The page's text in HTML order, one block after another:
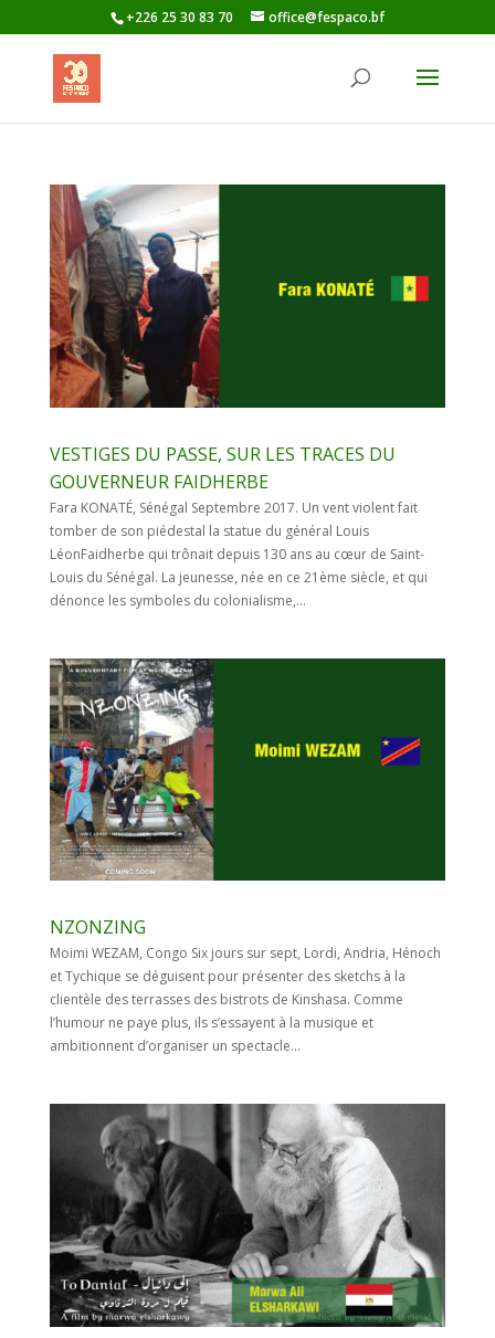
+226 25 30 83 70 office@fespaco.bf
VESTIGES DU PASSE, SUR LES TRACES DU
GOUVERNEUR FAIDHERBE
Fara KONATÉ, Sénégal Septembre 2017. Un vent violent fait
tomber de son piédestal la statue du général Louis
LéonFaidherbe qui trônait depuis 130 ans au cœur de Saint-
Louis du Sénégal. La jeunesse, née en ce 21ème siècle, et qui
dénonce les symboles du colonialisme,...
NZONZING
Moimi WEZAM, Congo Six jours sur sept, Lordi, Andria, Hénoch
et Tychique se déguisent pour présenter des sketchs à la
clientèle des terrasses des bistrots de Kinshasa. Comme
l’humour ne paye plus, ils s’essayent à la musique et
ambitionnent d’organiser un spectacle...